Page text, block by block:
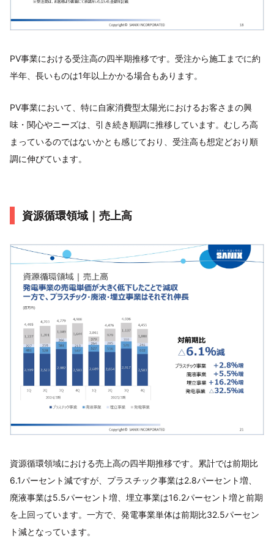
PV事業における受注高の四半期推移です。受注から施工までに約
半年、長いものは1年以上かかる場合もあります。
PV事業において、特に自家消費型太陽光におけるお客さまの興
味・関心やニーズは、引き続き順調に推移しています。むしろ高
まっているのではないかとも感じており、受注高も想定どおり順
調に伸びています。
資源循環領域｜売上高
資源循環領域における売上高の四半期推移です。累計では前期比
6.1パーセント減ですが、プラスチック事業は2.8パーセント増、
廃液事業は5.5パーセント増、埋立事業は16.2パーセント増と前期
を上回っています。一方で、発電事業単体は前期比32.5パーセン
ト減となっています。